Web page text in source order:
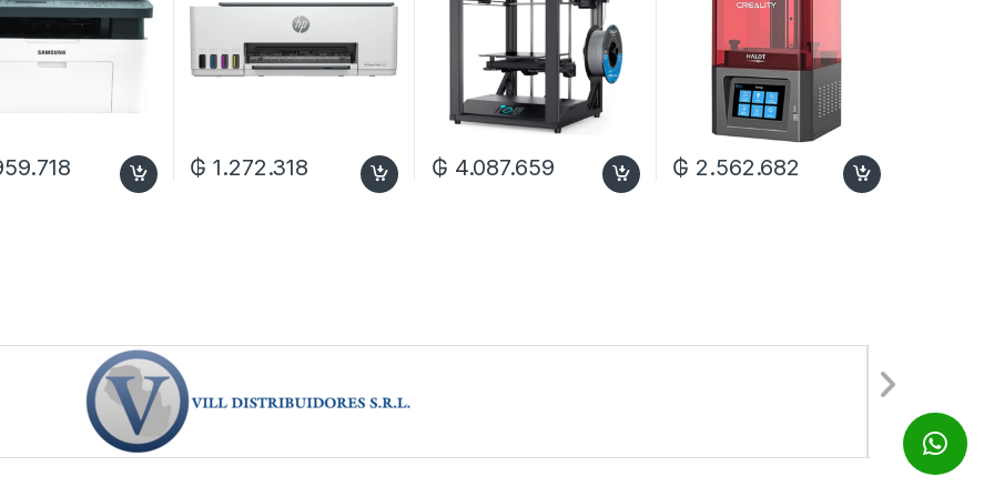
₲ 1.272.318 ₲ 4.087.659 ₲ 2.562.682